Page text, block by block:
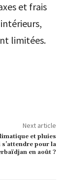
et frais
limitées.
Next article
et pluies
pour la
en août ?